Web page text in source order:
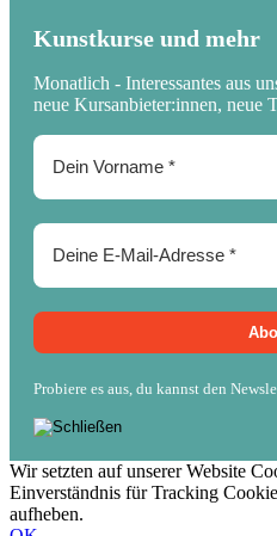
Kunstkurse und mehr
Monatlich - Interessantes aus
neue Kursanbieter:innen, neue
Probiere es aus, du kannst den
Wir setzten auf unserer Website
Einverständnis für Tracking
aufheben.